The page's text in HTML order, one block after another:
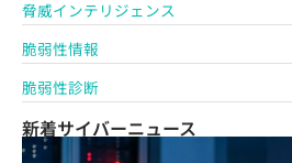
脅威インテリジェンス
脆弱性情報
脆弱性診断
新着サイバーニュース